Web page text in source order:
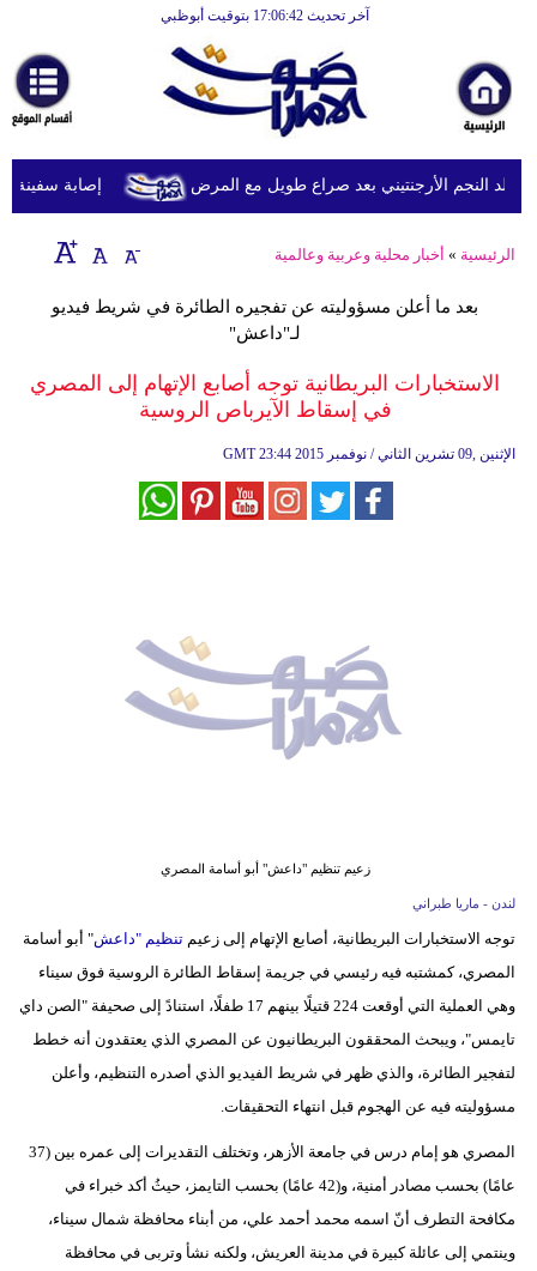
آخر تحديث 17:06:42 بتوقيت أبوظبي
أخبارعاجلة
رياضة
ثقافة
إقتصاد
وموسيقى
أزياء
علوم
وتكنولوجيا
بيئة
مدوَّنات
أبراج
سيارات
إصابة سفينة النجم الأرجنتيني بعد صراع طويل مع المرض
الرئيسية » أخبار محلية وعربية وعالمية
بعد ما أعلن مسؤوليته عن تفجيره الطائرة في شريط فيديو
لـ"داعش"
الاستخبارات البريطانية توجه أصابع الإتهام إلى المصري
في إسقاط الآيرباص الروسية
GMT 23:44 2015 الإثنين ,09 تشرين الثاني / نوفمبر
زعيم تنظيم "داعش" أبو أسامة المصري
لندن - ماريا طبراني
توجه الاستخبارات البريطانية، أصابع الإتهام إلى زعيم تنظيم "داعش" أبو أسامة
المصري، كمشتبه فيه رئيسي في جريمة إسقاط الطائرة الروسية فوق سيناء
وهي العملية التي أوقعت 224 قتيلًا بينهم 17 طفلًا، استنادً إلى صحيفة "الصن داي
تايمس"، ويبحث المحققون البريطانيون عن المصري الذي يعتقدون أنه خطط
لتفجير الطائرة، والذي ظهر في شريط الفيديو الذي أصدره التنظيم، وأعلن
مسؤوليته فيه عن الهجوم قبل انتهاء التحقيقات.
المصري هو إمام درس في جامعة الأزهر، وتختلف التقديرات إلى عمره بين (37
عامًا) بحسب مصادر أمنية، و(42 عامًا) بحسب التايمز، حيثُ أكد خبراء في
مكافحة التطرف أنّ اسمه محمد أحمد علي، من أبناء محافظة شمال سيناء،
وينتمي إلى عائلة كبيرة في مدينة العريش، ولكنه نشأ وتربى في محافظة